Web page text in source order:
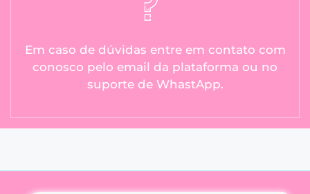
Em caso de dúvidas entre em contato com
conosco pelo email da plataforma ou no
suporte de WhastApp.